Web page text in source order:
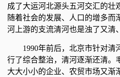
成了大运河北源头五河交汇的壮
随着社会的发展、人口的增多而
河上游的支流清河也是浊了又清
1990年前后，北京市针对
行了综合整治，清河逐渐还清。
大大小小的企业、农贸市场又渐